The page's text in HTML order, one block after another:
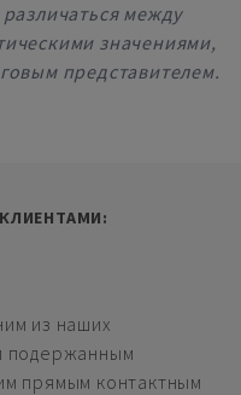
между
значениями,
представителем.
из наших
подержанным
прямым контактным